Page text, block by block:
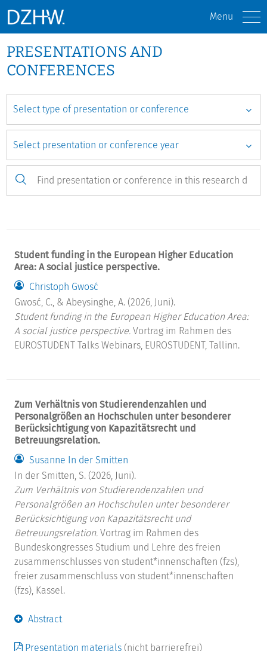
Menu
PRESENTATIONS AND
CONFERENCES
Student funding in the European Higher Education
Area: A social justice perspective.
Christoph Gwosć
Gwosć, C., & Abeysinghe, A. (2026, Juni).
Student funding in the European Higher Education Area:
A social justice perspective. Vortrag im Rahmen des
EUROSTUDENT Talks Webinars, EUROSTUDENT, Tallinn.
Zum Verhältnis von Studierendenzahlen und
Personalgrößen an Hochschulen unter besonderer
Berücksichtigung von Kapazitätsrecht und
Betreuungsrelation.
Susanne In der Smitten
In der Smitten, S. (2026, Juni).
Zum Verhältnis von Studierendenzahlen und
Personalgrößen an Hochschulen unter besonderer
Berücksichtigung von Kapazitätsrecht und
Betreuungsrelation. Vortrag im Rahmen des
Bundeskongresses Studium und Lehre des freien
zusammenschlusses von student*innenschaften (fzs),
freier zusammenschluss von student*innenschaften
(fzs), Kassel.
Abstract
Presentation materials (nicht barrierefrei)